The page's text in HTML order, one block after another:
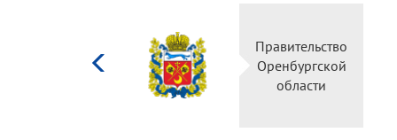
Правительство
Оренбургской
области